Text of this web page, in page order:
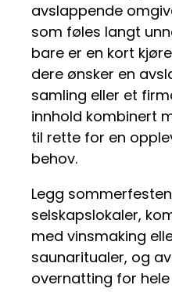
avslappende
som føles langt
bare er en kort
dere ønsker en
samling eller et
innhold kombinert
til rette for en
behov.
Legg
selskapslokaler,
med vinsmaking
saunaritualer, og
overnatting for hele